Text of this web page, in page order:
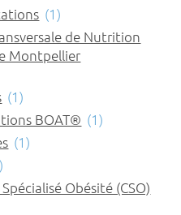
(1)
de Nutrition
Montpellier
(1)
BOAT® (1)
(1)
Obésité (CSO)